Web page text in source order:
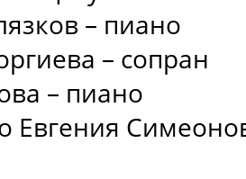
– пиано
– сопран
– пиано
Евгения